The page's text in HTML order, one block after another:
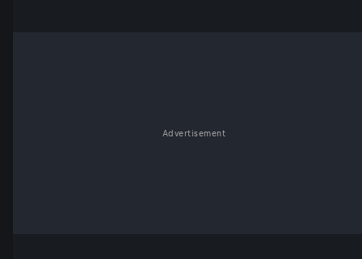
Advertisement